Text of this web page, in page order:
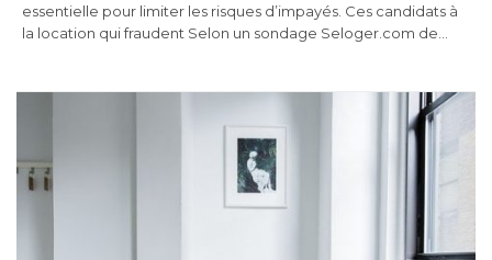
essentielle pour limiter les risques d’impayés. Ces candidats à
la location qui fraudent Selon un sondage Seloger.com de…